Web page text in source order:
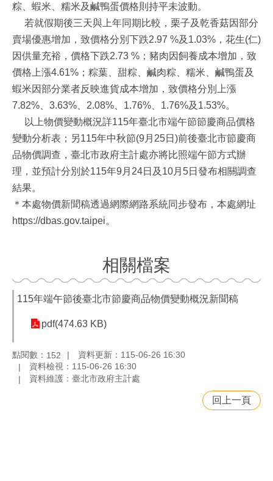
粽、蝦米、糯米及鹹鴨蛋價格則持平未波動。
若就假期後三天與上年同期比較，栗子及乾香菇因部分
賣場優惠增加，致價格分別下跌2.97 %及1.03%，花生(仁)
因供量充裕，價格下跌2.73 %；豬肉因飼養成本增加，致
價格上漲4.61%；粽葉、甜粽、鹹肉粽、糯米、鹹鴨蛋及
蝦米因部分業者反映進貨成本增加，致價格分別上漲
7.82%、3.63%、2.08%、1.76%、1.76%及1.53%。
以上物價變動概況詳115年臺北市端午節節慶商品價格
變動分析表；另115年中秋節(9月25日)前後臺北市節慶商
品物價調查，臺北市政府主計處亦將比照端午節方式辦
理，並預計分別於115年9月24日及10月5日發布相關調查
結果。
＊本處物價新聞稿透過網際網路系統同步發布，本處網址
https://dbas.gov.taipei。
相關檔案
115年端午節後臺北市節慶商品物價變動概況新聞稿
pdf(474.63 KB)
點閱數： 152
資料更新：115-06-26 16:30
資料檢視：115-06-26 16:30
資料維護：臺北市政府主計處
回上一頁